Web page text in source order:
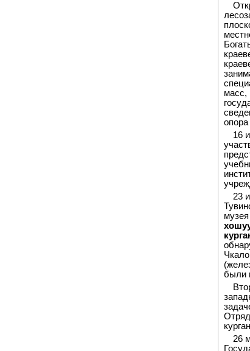
масс,
16
23
были
26